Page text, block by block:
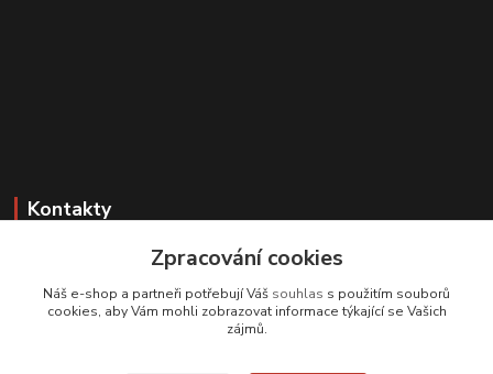
Kontakty
Zákaznická podpora
+420 608 331 344
(Po-Pá, 11-17 hod.; So, 9-12 hod.)
Zpracování cookies
Náš e-shop a partneři potřebují Váš souhlas s použitím souborů
cookies, aby Vám mohli zobrazovat informace týkající se Vašich
zájmů.